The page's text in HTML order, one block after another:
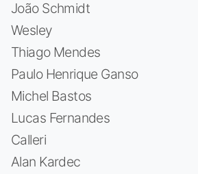
João Schmidt
Wesley
Thiago Mendes
Paulo Henrique Ganso
Michel Bastos
Lucas Fernandes
Calleri
Alan Kardec